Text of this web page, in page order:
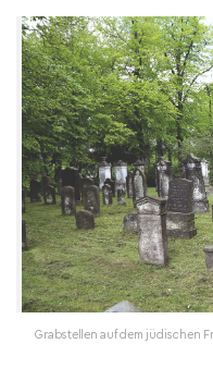
Grabstellen auf dem jüdischen